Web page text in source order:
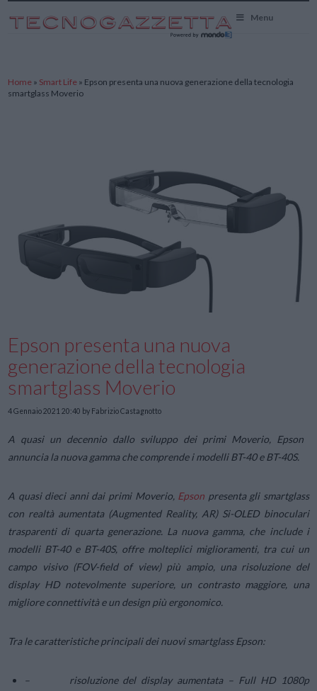
Menu
Home » Smart Life » Epson presenta una nuova generazione della tecnologia
smartglass Moverio
Epson presenta una nuova
generazione della tecnologia
smartglass Moverio
4 Gennaio 2021 20:40 by Fabrizio Castagnotto
A quasi un decennio dallo sviluppo dei primi Moverio, Epson
annuncia la nuova gamma che comprende i modelli BT-40 e BT-40S.
A quasi dieci anni dai primi Moverio, Epson presenta gli smartglass
con realtà aumentata (Augmented Reality, AR) Si-OLED binoculari
trasparenti di quarta generazione. La nuova gamma, che include i
modelli BT-40 e BT-40S, offre molteplici miglioramenti, tra cui un
campo visivo (FOV-field of view) più ampio, una risoluzione del
display HD notevolmente superiore, un contrasto maggiore, una
migliore connettività e un design più ergonomico.
Tra le caratteristiche principali dei nuovi smartglass Epson:
– risoluzione del display aumentata – Full HD 1080p